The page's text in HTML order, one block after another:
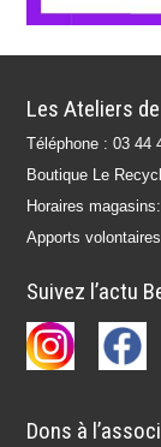
Les Ateliers
Téléphone : 03 44
Boutique Le
Horaires
Apports
Suivez l’actu
Dons à